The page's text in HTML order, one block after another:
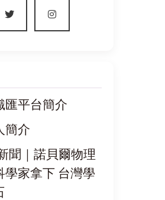
匯平台簡介
簡介
聞｜諾貝爾物理
學家拿下 台灣學